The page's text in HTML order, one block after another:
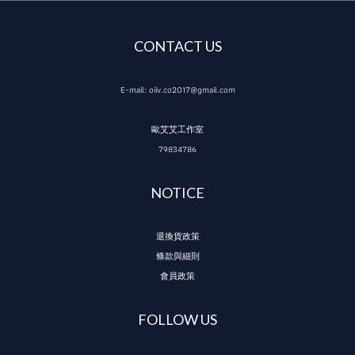
CONTACT US
E-mail: oiiv.co2017@gmail.com
歐艾艾工作室
79834786
NOTICE
退換貨政策
條款與細則
會員政策
FOLLOW US